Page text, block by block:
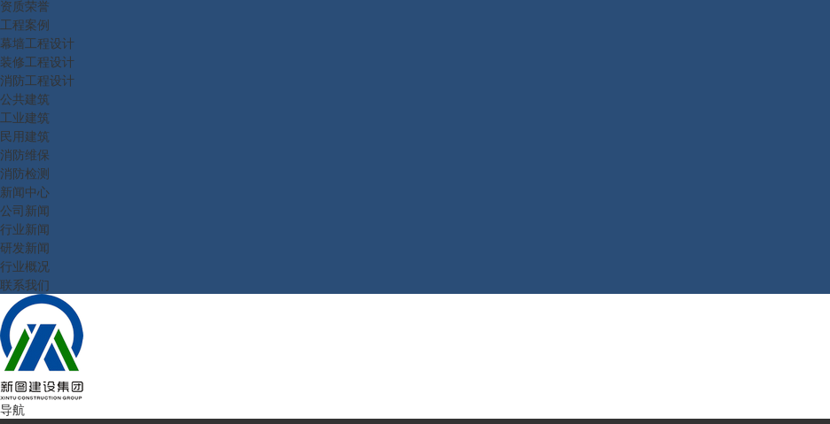
资质荣誉
工程案例
幕墙工程设计
装修工程设计
消防工程设计
公共建筑
工业建筑
民用建筑
消防维保
消防检测
新闻中心
公司新闻
行业新闻
研发新闻
行业概况
联系我们
导航